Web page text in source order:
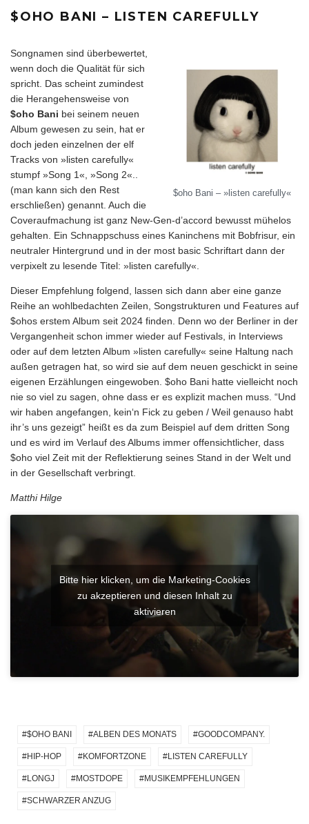
$OHO BANI – LISTEN CAREFULLY
$oho Bani – »listen carefully«
Songnamen sind überbewertet,
wenn doch die Qualität für sich
spricht. Das scheint zumindest
die Herangehensweise von
$oho Bani bei seinem neuen
Album gewesen zu sein, hat er
doch jeden einzelnen der elf
Tracks von »listen carefully«
stumpf »Song 1«, »Song 2«..
(man kann sich den Rest
erschließen) genannt. Auch die
Coveraufmachung ist ganz New-Gen-d’accord bewusst mühelos
gehalten. Ein Schnappschuss eines Kaninchens mit Bobfrisur, ein
neutraler Hintergrund und in der most basic Schriftart dann der
verpixelt zu lesende Titel: »listen carefully«.
Dieser Empfehlung folgend, lassen sich dann aber eine ganze
Reihe an wohlbedachten Zeilen, Songstrukturen und Features auf
$ohos erstem Album seit 2024 finden. Denn wo der Berliner in der
Vergangenheit schon immer wieder auf Festivals, in Interviews
oder auf dem letzten Album »listen carefully« seine Haltung nach
außen getragen hat, so wird sie auf dem neuen geschickt in seine
eigenen Erzählungen eingewoben. $oho Bani hatte vielleicht noch
nie so viel zu sagen, ohne dass er es explizit machen muss. “Und
wir haben angefangen, kein‘n Fick zu geben / Weil genauso habt
ihr’s uns gezeigt” heißt es da zum Beispiel auf dem dritten Song
und es wird im Verlauf des Albums immer offensichtlicher, dass
$oho viel Zeit mit der Reflektierung seines Stand in der Welt und
in der Gesellschaft verbringt.
Matthi Hilge
Bitte hier klicken, um die Marketing-Cookies
zu akzeptieren und diesen Inhalt zu
aktivieren
$OHO BANI ALBEN DES MONATS GOODCOMPANY.
HIP-HOP KOMFORTZONE LISTEN CAREFULLY
LONGJ MOSTDOPE MUSIKEMPFEHLUNGEN
SCHWARZER ANZUG